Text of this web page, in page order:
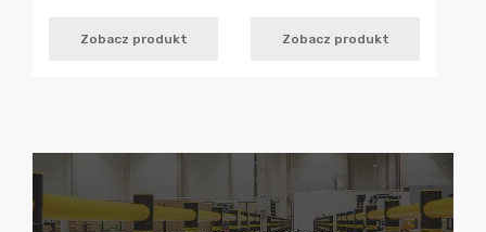
Zobacz produkt Zobacz produkt